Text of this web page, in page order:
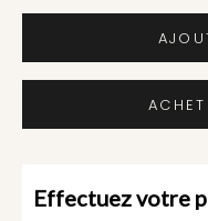
Effectuez votre